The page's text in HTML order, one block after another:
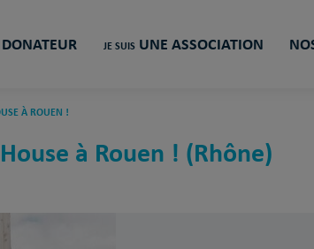
JE SUIS UNE ASSOCIATION
À ROUEN !
à Rouen ! (Rhône)